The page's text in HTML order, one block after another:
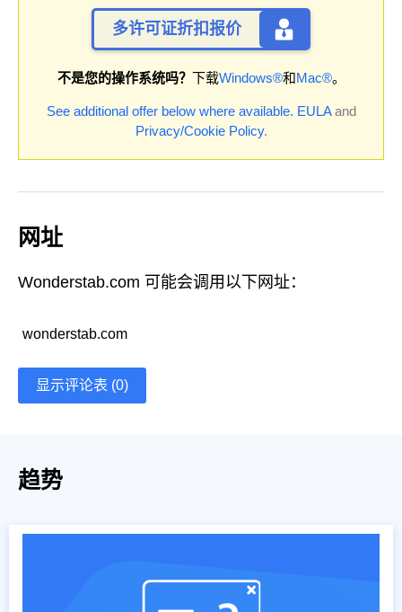
多许可证折扣报价
不是您的操作系统吗？ 下载Windows®和Mac®。
See additional offer below where available. EULAand
Privacy/Cookie Policy.
网址
Wonderstab.com 可能会调用以下网址：
wonderstab.com
显示评论表 (0)
趋势